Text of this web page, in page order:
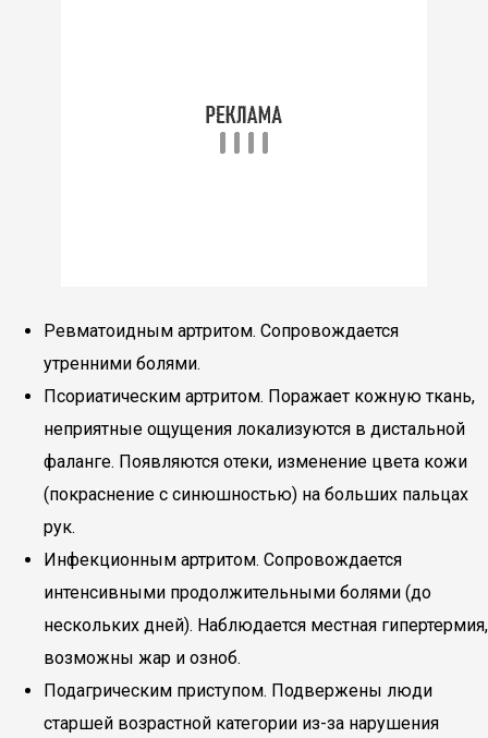
Ревматоидным артритом. Сопровождается
утренними болями.
Псориатическим артритом. Поражает кожную ткань,
неприятные ощущения локализуются в дистальной
фаланге. Появляются отеки, изменение цвета кожи
(покраснение с синюшностью) на больших пальцах
рук.
Инфекционным артритом. Сопровождается
интенсивными продолжительными болями (до
нескольких дней). Наблюдается местная гипертермия,
возможны жар и озноб.
Подагрическим приступом. Подвержены люди
старшей возрастной категории из-за нарушения